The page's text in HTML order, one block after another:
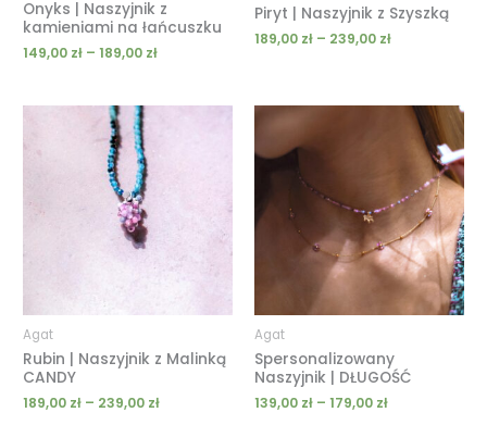
Onyks | Naszyjnik z
kamieniami na łańcuszku
149,00 zł – 189,00 zł
Piryt | Naszyjnik z Szyszką
189,00 zł – 239,00 zł
Agat
Rubin | Naszyjnik z Malinką
CANDY
189,00 zł – 239,00 zł
Agat
Spersonalizowany
Naszyjnik | DŁUGOŚĆ
139,00 zł – 179,00 zł
Zakres
cen:
139,00 zł
179,00 zł